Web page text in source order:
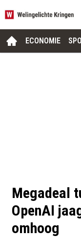
ECONOMIE
Megadeal
OpenAI
omhoog